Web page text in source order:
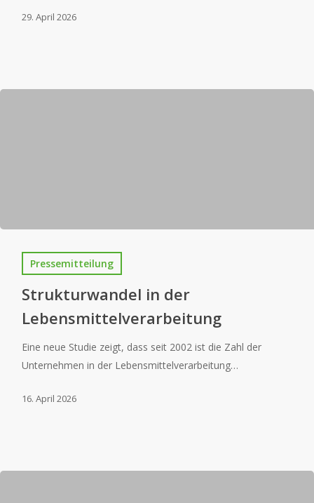
29. April 2026
Pressemitteilung
Strukturwandel in der
Lebensmittelverarbeitung
Eine neue Studie zeigt, dass seit 2002 ist die Zahl der
Unternehmen in der Lebensmittelverarbeitung…
16. April 2026